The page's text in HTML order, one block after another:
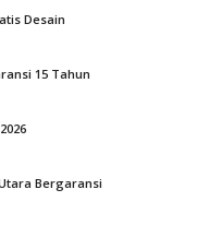
Desain
15 Tahun
Bergaransi